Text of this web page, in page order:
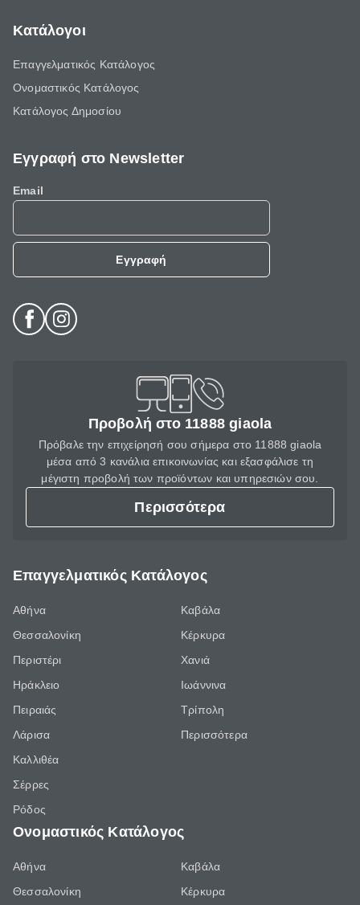
Κατάλογοι
Επαγγελματικός Κατάλογος
Ονομαστικός Κατάλογος
Κατάλογος Δημοσίου
Εγγραφή στο Newsletter
Email
Εγγραφή
Προβολή στο 11888 giaola
Πρόβαλε την επιχείρησή σου σήμερα στο 11888 giaola
μέσα από 3 κανάλια επικοινωνίας και εξασφάλισε τη
μέγιστη προβολή των προϊόντων και υπηρεσιών σου.
Περισσότερα
Επαγγελματικός Κατάλογος
Αθήνα
Θεσσαλονίκη
Περιστέρι
Ηράκλειο
Πειραιάς
Λάρισα
Καλλιθέα
Σέρρες
Ρόδος
Καβάλα
Κέρκυρα
Χανιά
Ιωάννινα
Τρίπολη
Περισσότερα
Ονομαστικός Κατάλογος
Αθήνα
Θεσσαλονίκη
Καβάλα
Κέρκυρα